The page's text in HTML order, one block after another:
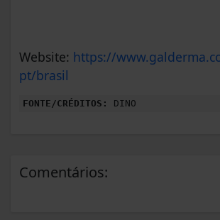
Website: https://
pt/brasil
FONTE/CRÉDITOS: DINO
Comentários: